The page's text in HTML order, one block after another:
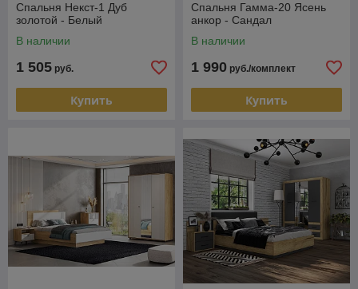
Спальня Некст-1 Дуб
золотой - Белый
В наличии
1 505 руб.
Купить
Спальня Гамма-20 Ясень
анкор - Сандал
В наличии
1 990 руб./комплект
Купить